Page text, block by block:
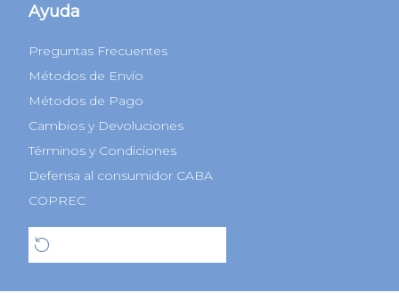
Ayuda
Preguntas Frecuentes
Métodos de Envío
Métodos de Pago
Cambios y Devoluciones
Términos y Condiciones
Defensa al consumidor CABA
COPREC